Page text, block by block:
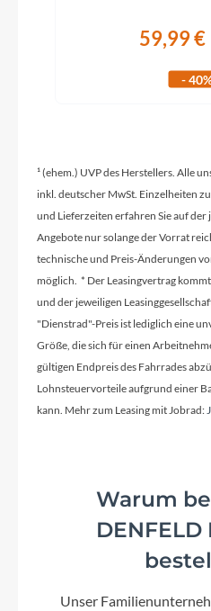
Shimano 105 R7100,
172.5mm
Shimano
59,99 €
-
¹ (ehem.) UVP des Herstellers. Alle
inkl. deutscher MwSt. Einzelheiten
und Lieferzeiten erfahren Sie auf
Angebote nur solange der Vorrat
technische und Preis-Änderungen
möglich. * Der Leasingvertrag
und der jeweiligen
"Dienstrad"-Preis ist lediglich eine
Größe, die sich für einen
gültigen Endpreis des Fahrrades
Lohnsteuervorteile aufgrund einer
kann. Mehr zum Leasing mit Jobrad:
Warum
Unser